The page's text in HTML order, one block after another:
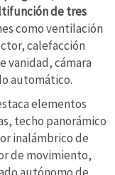
de tres
como ventilación
calefacción
vanidad, cámara
automático.
elementos
techo panorámico
inalámbrico de
de movimiento,
autónomo de